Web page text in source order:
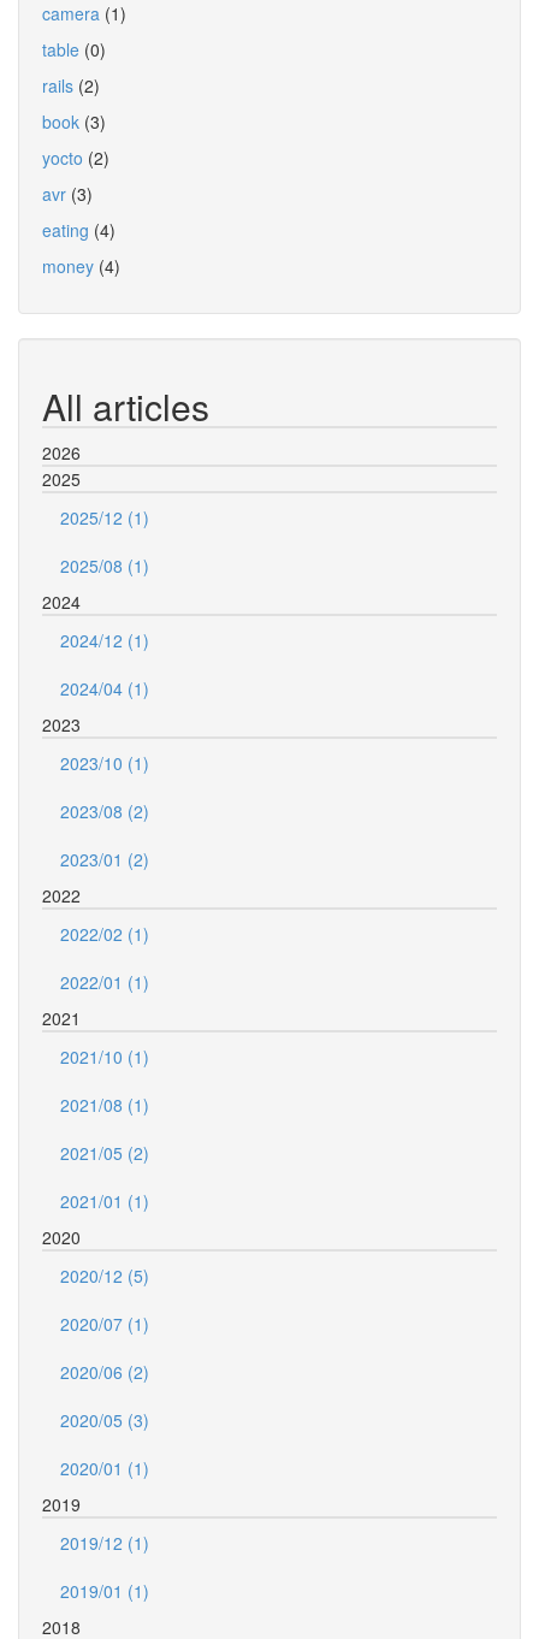
camera (1)
table (0)
rails (2)
book (3)
yocto (2)
avr (3)
eating (4)
money (4)
All articles
2026
2025
2025/12 (1)
2025/08 (1)
2024
2024/12 (1)
2024/04 (1)
2023
2023/10 (1)
2023/08 (2)
2023/01 (2)
2022
2022/02 (1)
2022/01 (1)
2021
2021/10 (1)
2021/08 (1)
2021/05 (2)
2021/01 (1)
2020
2020/12 (5)
2020/07 (1)
2020/06 (2)
2020/05 (3)
2020/01 (1)
2019
2019/12 (1)
2019/01 (1)
2018